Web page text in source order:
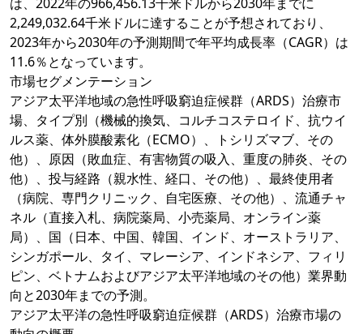
2,249,032.64千米ドルに達することが予想されており、
2023年から2030年の予測期間で年平均成長率（CAGR）は
11.6％となっています。
市場セグメンテーション
アジア太平洋地域の急性呼吸窮迫症候群（ARDS）治療市
場、タイプ別（機械的換気、コルチコステロイド、抗ウイ
ルス薬、体外膜酸素化（ECMO）、トシリズマブ、その
他）、原因（敗血症、有害物質の吸入、重度の肺炎、その
他）、投与経路（親水性、経口、その他）、最終使用者
（病院、専門クリニック、自宅医療、その他）、流通チャ
ネル（直接入札、病院薬局、小売薬局、オンライン薬
局）、国（日本、中国、韓国、インド、オーストラリア、
シンガポール、タイ、マレーシア、インドネシア、フィリ
ピン、ベトナムおよびアジア太平洋地域のその他）業界動
向と2030年までの予測。
アジア太平洋の急性呼吸窮迫症候群（ARDS）治療市場の